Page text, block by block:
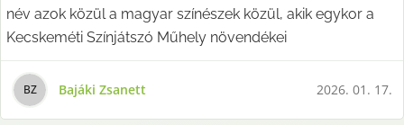
név azok közül a magyar színészek közül, akik egykor a
Kecskeméti Színjátszó Műhely növendékei
BZ Bajáki Zsanett 2026. 01. 17.